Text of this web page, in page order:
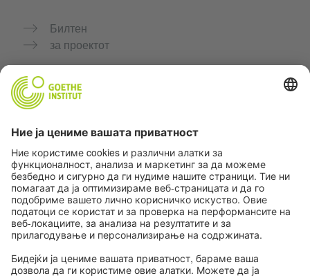
Билтен
за проектот
Дополнителни веб-страници
Заедница „Германски јазик за тебе"
Вежбајте германски бесплатно
Курсеви по германски јазик на Goethe-Institut
Портал за наставници „Deutschstunde“
Приватност и пристапност